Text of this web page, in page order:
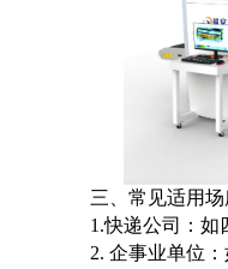
三、常见适用场
1.快递公司：如
2. 企事业单位